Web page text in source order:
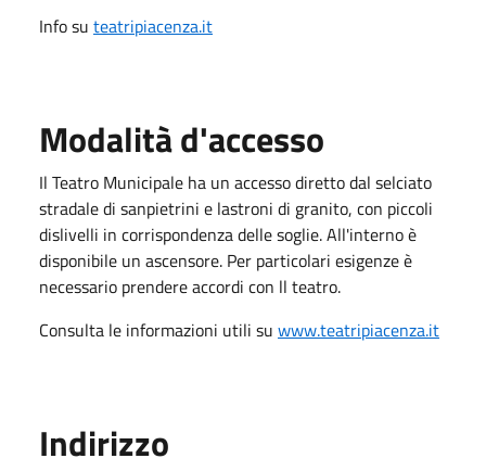
Info su teatripiacenza.it
Modalità d'accesso
Il Teatro Municipale ha un accesso diretto dal selciato
stradale di sanpietrini e lastroni di granito, con piccoli
dislivelli in corrispondenza delle soglie. All'interno è
disponibile un ascensore. Per particolari esigenze è
necessario prendere accordi con ll teatro.
Consulta le informazioni utili su www.teatripiacenza.it
Indirizzo